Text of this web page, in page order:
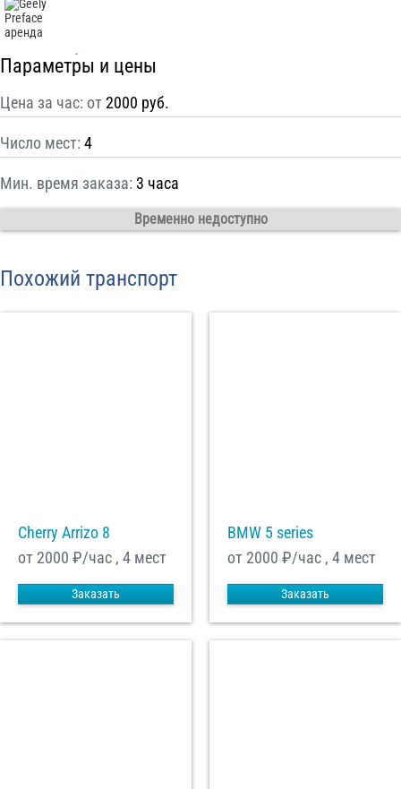
Параметры и цены
Цена за час: от2000 руб.
Число мест: 4
Мин. время заказа: 3 часа
Временно недоступно
Похожий транспорт
Cherry Arrizo 8
от 2000 ₽/час , 4 мест
Заказать
BMW 5 series
от 2000 ₽/час , 4 мест
Заказать